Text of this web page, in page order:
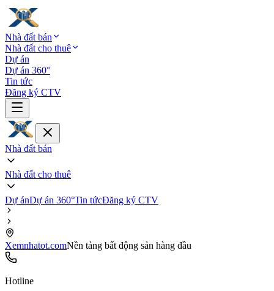
Nhà đất bán
Nhà đất cho thuê
Dự án
Dự án 360°
Tin tức
Đăng ký CTV
Nhà đất bán
Nhà đất cho thuê
Dự ánDự án 360°Tin tứcĐăng ký CTV
Xemnhatot.comNền tảng bất động sản hàng đầu
Hotline